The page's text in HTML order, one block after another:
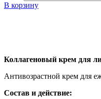
В корзину
Коллагеновый крем для
Антивозрастной крем для
Состав и действие: